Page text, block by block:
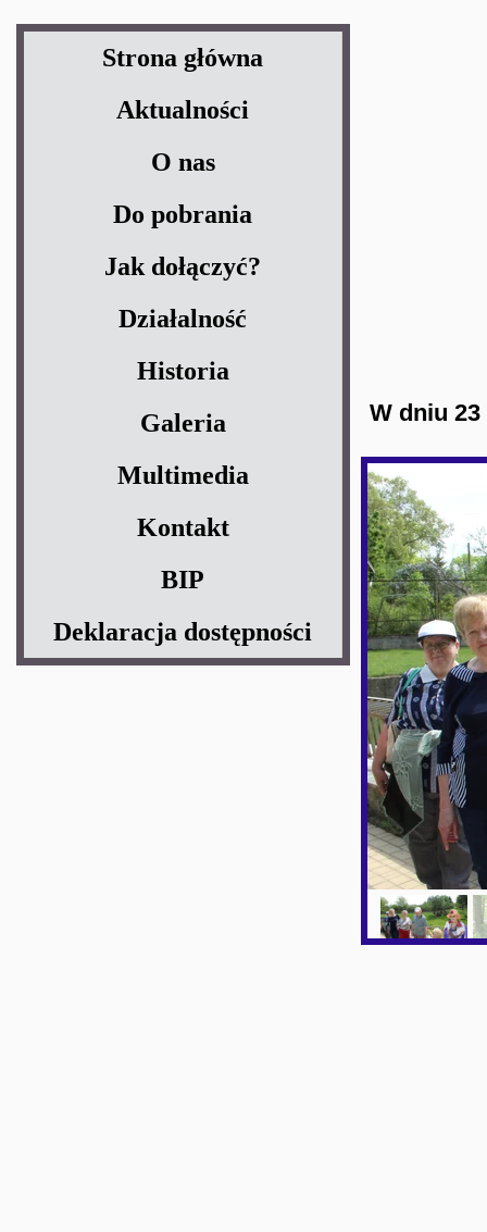
W dniu
Strona główna
Aktualności
O nas
Do pobrania
Jak dołączyć?
Działalność
Historia
Galeria
Multimedia
Kontakt
BIP
Deklaracja dostępności